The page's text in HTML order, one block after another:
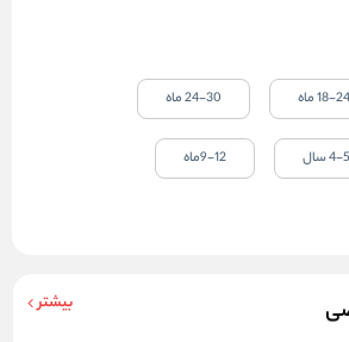
بیشتر
18-24 ماه 24-30 ماه
4-5 سال 9-12ماه